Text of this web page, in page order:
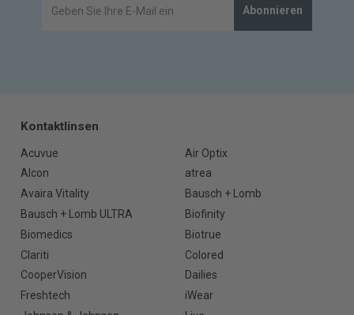
Abonnieren
Kontaktlinsen
Acuvue
Air Optix
Alcon
atrea
Avaira Vitality
Bausch + Lomb
Bausch + Lomb ULTRA
Biofinity
Biomedics
Biotrue
Clariti
Colored
CooperVision
Dailies
Freshtech
iWear